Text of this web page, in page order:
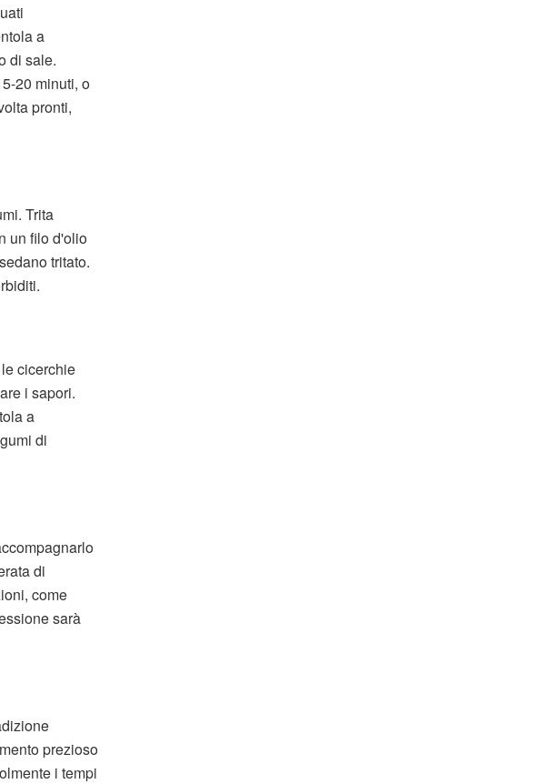
a
di sale.
20 minuti, o
pronti,
Trita
un filo d'olio
tritato.
cicerchie
i sapori.
a
di
di
come
sarà
prezioso
i tempi